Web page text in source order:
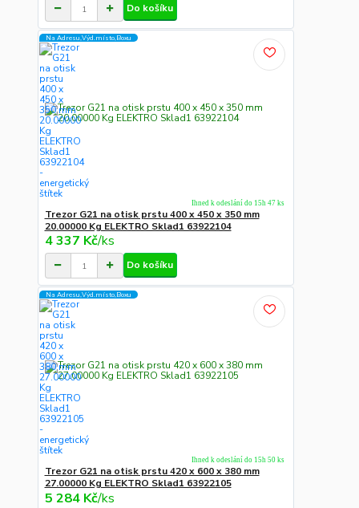
Do košíku
Na Adresu,Výd.místo,Boxu
Trezor G21 na otisk prstu 400 x 450 x 350 mm
20.00000 Kg ELEKTRO Sklad1 63922104
4 337 Kč/ks
Ihned k odeslání do 15h 47 ks
Do košíku
Na Adresu,Výd.místo,Boxu
Trezor G21 na otisk prstu 420 x 600 x 380 mm
27.00000 Kg ELEKTRO Sklad1 63922105
5 284 Kč/ks
Ihned k odeslání do 15h 50 ks